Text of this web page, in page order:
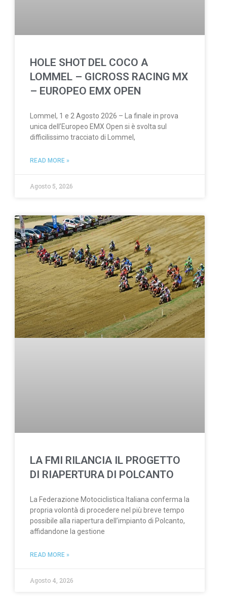
HOLE SHOT DEL COCO A
LOMMEL – GICROSS RACING MX
– EUROPEO EMX OPEN
Lommel, 1 e 2 Agosto 2026 – La finale in prova
unica dell’Europeo EMX Open si è svolta sul
difficilissimo tracciato di Lommel,
READ MORE »
Agosto 5, 2026
LA FMI RILANCIA IL PROGETTO
DI RIAPERTURA DI POLCANTO
La Federazione Motociclistica Italiana conferma la
propria volontà di procedere nel più breve tempo
possibile alla riapertura dell’impianto di Polcanto,
affidandone la gestione
READ MORE »
Agosto 4, 2026